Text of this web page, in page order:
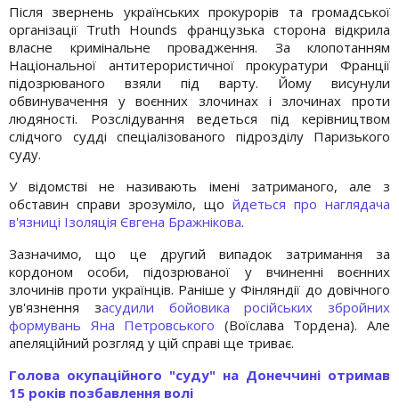
Після звернень українських прокурорів та громадської
організації Truth Hounds французька сторона відкрила
власне кримінальне провадження. За клопотанням
Національної антитерористичної прокуратури Франції
підозрюваного взяли під варту. Йому висунули
обвинувачення у воєнних злочинах і злочинах проти
людяності. Розслідування ведеться під керівництвом
слідчого судді спеціалізованого підрозділу Паризького
суду.
У відомстві не називають імені затриманого, але з
обставин справи зрозуміло, що йдеться про наглядача
в'язниці Ізоляція Євгена Бражнікова.
Зазначимо, що це другий випадок затримання за
кордоном особи, підозрюваної у вчиненні воєнних
злочинів проти українців. Раніше у Фінляндії до довічного
ув'язнення засудили бойовика російських збройних
формувань Яна Петровського (Воїслава Тордена). Але
апеляційний розгляд у цій справі ще триває.
Голова окупаційного "суду" на Донеччині отримав
15 років позбавлення волі